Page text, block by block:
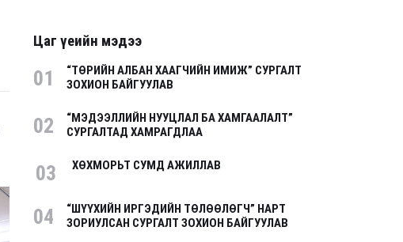
Цаг үеийн мэдээ
01
“ТӨРИЙН АЛБАН ХААГЧИЙН ИМИЖ” СУРГАЛТ
ЗОХИОН БАЙГУУЛАВ
02
“МЭДЭЭЛЛИЙН НУУЦЛАЛ БА ХАМГААЛАЛТ”
СУРГАЛТАД ХАМРАГДЛАА
03 ХӨХМОРЬТ СУМД АЖИЛЛАВ
04
“ШҮҮХИЙН ИРГЭДИЙН ТӨЛӨӨЛӨГЧ” НАРТ
ЗОРИУЛСАН СУРГАЛТ ЗОХИОН БАЙГУУЛАВ